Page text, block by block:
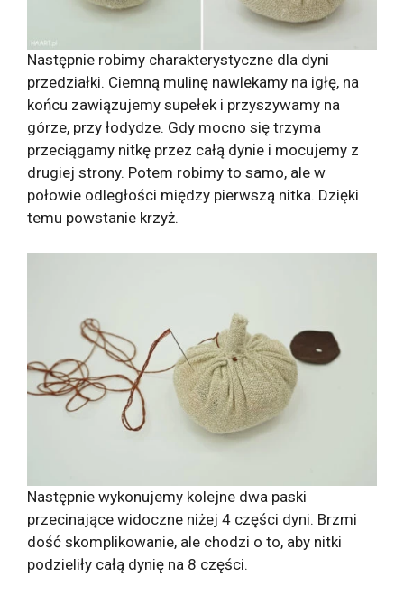
Następnie robimy charakterystyczne dla dyni
przedziałki. Ciemną mulinę nawlekamy na igłę, na
końcu zawiązujemy supełek i przyszywamy na
górze, przy łodydze. Gdy mocno się trzyma
przeciągamy nitkę przez całą dynie i mocujemy z
drugiej strony. Potem robimy to samo, ale w
połowie odległości między pierwszą nitka. Dzięki
temu powstanie krzyż.
Następnie wykonujemy kolejne dwa paski
przecinające widoczne niżej 4 części dyni. Brzmi
dość skomplikowanie, ale chodzi o to, aby nitki
podzieliły całą dynię na 8 części.